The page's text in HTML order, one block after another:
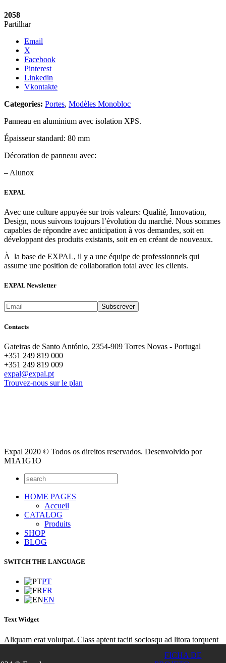
2058
Partilhar
Email
X
Facebook
Pinterest
Linkedin
Vkontakte
Categories: Portes, Modèles Monobloc
Panneau en aluminium avec isolation XPS.
Épaisseur standard: 80 mm
Décoration de panneau avec:
– Alunox
EXPAL
Avec une culture appuyée sur trois valeurs: Qualité, Innovation,
Design, nous suivons toujours l’évolution du marché. Nous sommes
capables de répondre avec anticipation à vos demandes, soit en
développant des produits existants, soit en en créant de nouveaux.
À la base de EXPAL, il y a une équipe de professionnels qui
assume une position de collaboration total avec les clients.
EXPAL Newsletter
Contacts
Gateiras de Santo António, 2354-909 Torres Novas - Portugal
+351 249 819 000
+351 249 819 009
expal@expal.pt
Trouvez-nous sur le plan
Expal 2020 © Todos os direitos reservados. Desenvolvido por
M1A1G1O
FICHA DE
HOME PAGES
Accueil
CATALOG
Produits
SHOP
BLOG
SWITCH THE LANGUAGE
PT
FR
EN
Text Widget
Aliquam erat volutpat. Class aptent taciti sociosqu ad litora torquent
turpis. Nunc euismod lacus sit amet purus euismod placerat? Integer